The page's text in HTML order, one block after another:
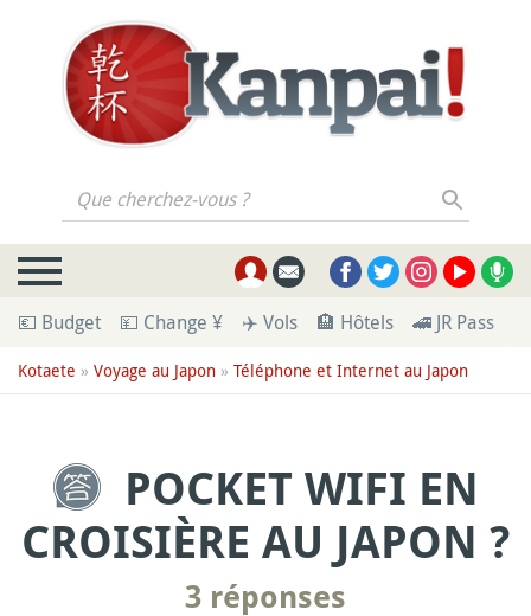
Que cherchez-vous ?
💶 Budget 💴 Change ¥ ✈️ Vols 🏨 Hôtels 🚄 JR Pass
Kotaete » Voyage au Japon » Téléphone et Internet au Japon
POCKET WIFI EN
CROISIÈRE AU JAPON ?
3 réponses